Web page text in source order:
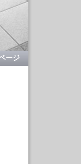
ージ